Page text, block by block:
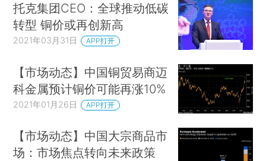
托克集团CEO：全球推动低碳
转型 铜价或再创新高
2021年03月31日 APP打开
【市场动态】中国铜贸易商迈
科金属预计铜价可能再涨10%
2021年01月26日 APP打开
【市场动态】中国大宗商品市
场：市场焦点转向未来政策